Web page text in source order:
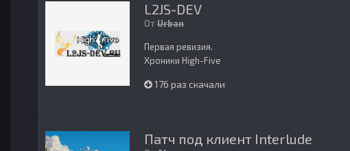
L2JS-DEV
ОтUrban
Первая ревизия.
Хроники High-Five
176 раз скачали
Патч под клиент Interlude